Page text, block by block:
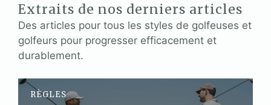
Extraits de nos derniers articles
Des articles pour tous les styles de golfeuses et
golfeurs pour progresser efficacement et
durablement.
RÈGLES